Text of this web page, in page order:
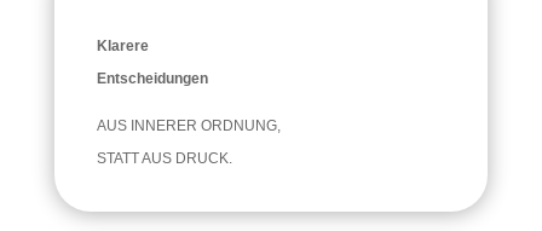
Klarere
Entscheidungen
AUS INNERER ORDNUNG,
STATT AUS DRUCK.